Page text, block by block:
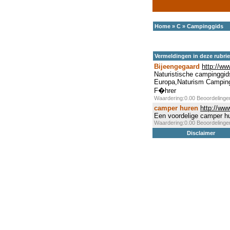
Home » C » Campinggids
Vermeldingen in deze
Bijeengegaard http://
Naturistische
Europa,Naturism
F�hrer
Waardering:0.00
camper huren http://
Een voordelige camper
Waardering:0.00
Disclaimer